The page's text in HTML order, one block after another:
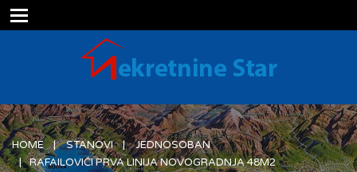
HOME STANOVI
JEDNOSOBAN
RAFAILOVIĆI PRVA LINIJA NOVOGRADNJA 48M2